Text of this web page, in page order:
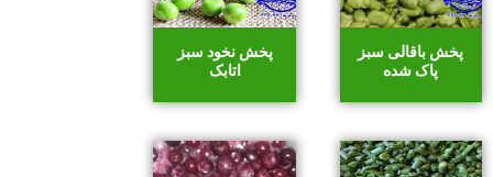
پخش باقالی سبز
پاک شده
پخش نخود سبز
اتابک